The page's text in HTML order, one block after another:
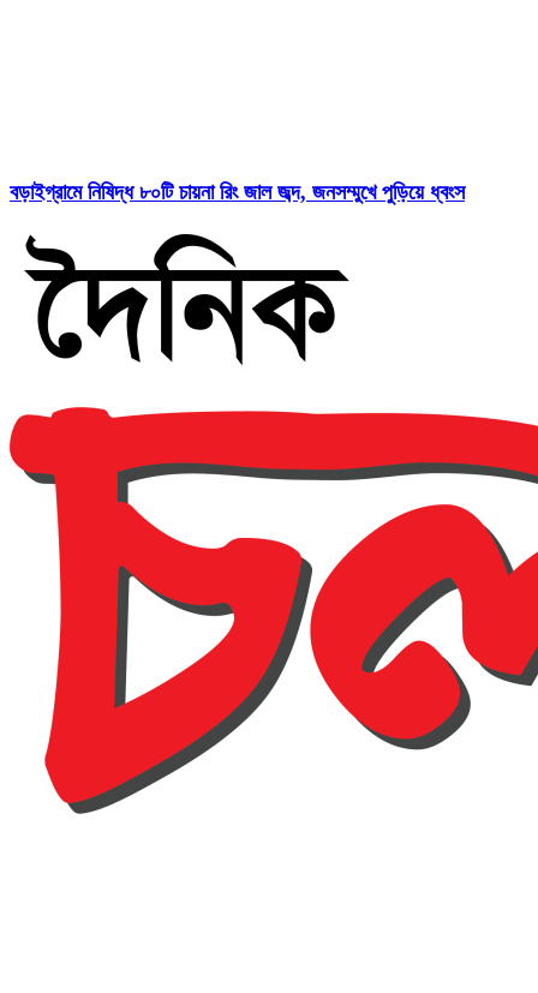
বড়াইগ্রামে নিষিদ্ধ ৮০টি চায়না রিং জাল জব্দ, জনসম্মুখে পুড়িয়ে ধ্বংস